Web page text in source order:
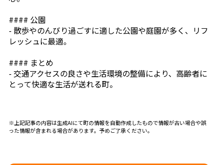
#### 公園
- 散歩やのんびり過ごすに適した公園や庭園が多く、リフ
レッシュに最適。
#### まとめ
- 交通アクセスの良さや生活環境の整備により、高齢者に
とって快適な生活が送れる町。
※上記記事の内容は生成AIにて町の情報を自動作成したもので情報が古い場合や誤
った情報が含まれる場合があります。予めご了承ください。